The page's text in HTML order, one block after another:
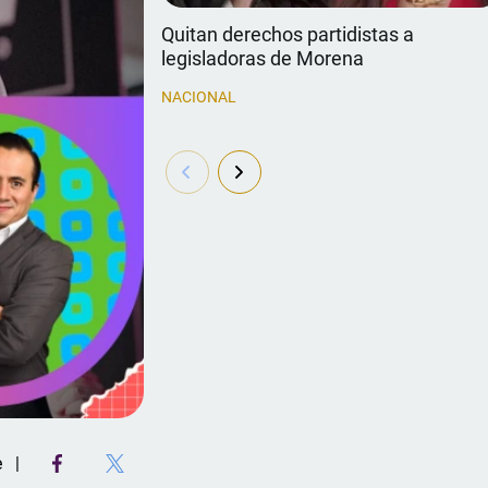
Quitan derechos partidistas a
legisladoras de Morena
NACIONAL